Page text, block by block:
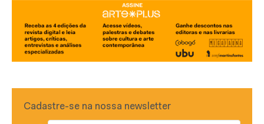
Cadastre-se na nossa newsletter